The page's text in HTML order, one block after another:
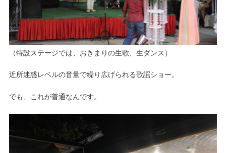
（特設ステージでは、おきまりの生歌、生ダンス）
近所迷惑レベルの音量で繰り広げられる歌謡ショー。
でも、これが普通なんです。